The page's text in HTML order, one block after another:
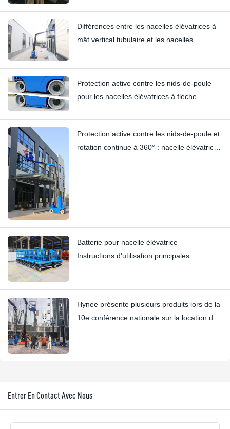
Différences entre les nacelles élévatrices à
mât vertical tubulaire et les nacelles
Protection active contre les nids-de-poule
pour les nacelles élévatrices à flèche
Protection active contre les nids-de-poule et
rotation continue à 360° : nacelle élévatrice
Batterie pour nacelle élévatrice –
Instructions d'utilisation principales
Hynee présente plusieurs produits lors de la
10e conférence nationale sur la location de
Entrer En Contact Avec Nous